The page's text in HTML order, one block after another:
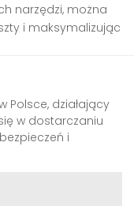
narzędzi, można
i maksymalizując
Polsce, działający
w dostarczaniu
i